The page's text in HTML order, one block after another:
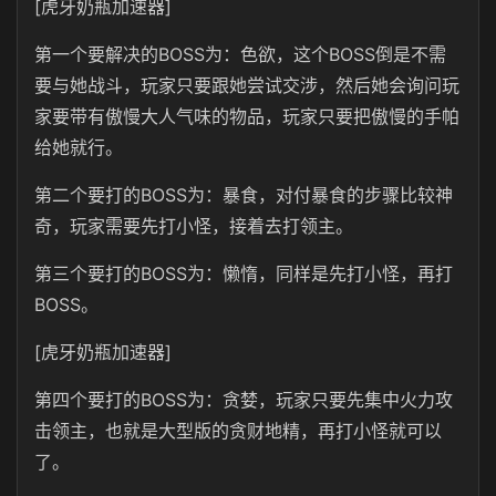
[虎牙奶瓶加速器]
第一个要解决的BOSS为：色欲，这个BOSS倒是不需
要与她战斗，玩家只要跟她尝试交涉，然后她会询问玩
家要带有傲慢大人气味的物品，玩家只要把傲慢的手帕
给她就行。
第二个要打的BOSS为：暴食，对付暴食的步骤比较神
奇，玩家需要先打小怪，接着去打领主。
第三个要打的BOSS为：懒惰，同样是先打小怪，再打
BOSS。
[虎牙奶瓶加速器]
第四个要打的BOSS为：贪婪，玩家只要先集中火力攻
击领主，也就是大型版的贪财地精，再打小怪就可以
了。